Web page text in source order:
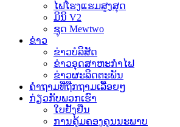
ໄຟໂຮງແຮມສູງສຸດ
ມິນິ V2
ຊຸດ Mewtwo
ຂ່າວ
ຂ່າວບໍລິສັດ
ຂ່າວອຸດສາຫະກຳໄຟ
ຂ່າວຜະລິດຕະພັນ
ຄຳຖາມທີ່ຖືກຖາມເລື້ອຍໆ
ກ່ຽວກັບພວກເຮົາ
ໃບຢັ້ງຢືນ
ການຄຸ້ມຄອງຄຸນນະພາບ